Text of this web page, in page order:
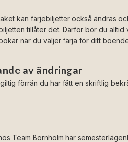
kan färjebiljetter också ändras
tillåter det. Därför bör du alltid
när du väljer färja för ditt
av ändringar
förrän du har fått en skriftlig
Team Bornholm har